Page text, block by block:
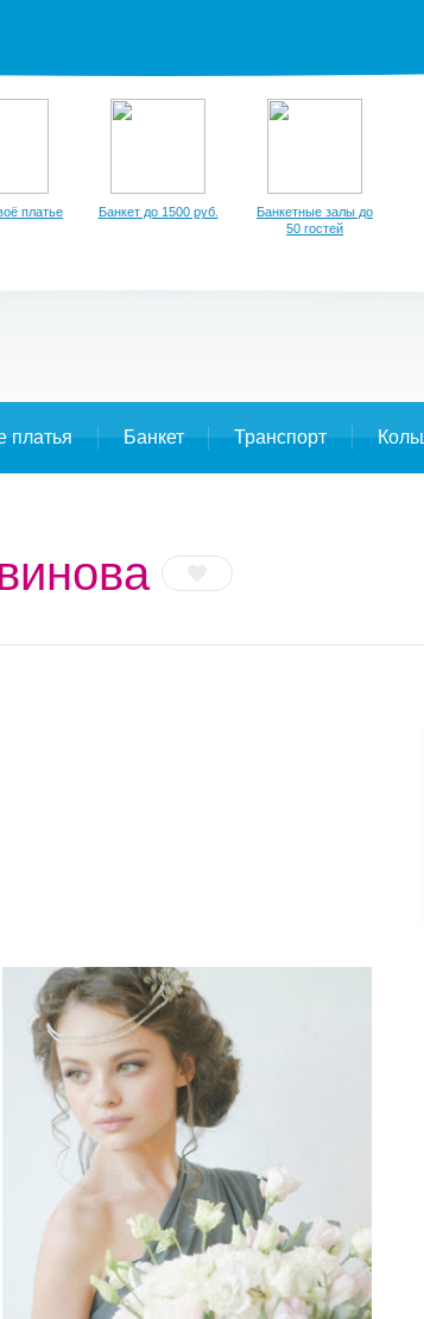
платье Банкет до 1500 руб.
Банкетные залы до
50 гостей
платья Банкет Транспорт